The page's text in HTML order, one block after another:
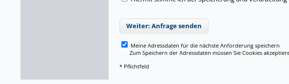
Weiter: Anfrage senden
Meine Adressdaten für die nächste Anforderung speichern
Zum Speichern der Adressdaten müssen Sie Cookies
* Pflichtfeld